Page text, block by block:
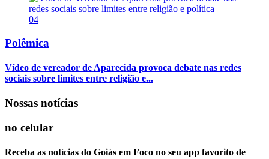
04
Polêmica
Vídeo de vereador de Aparecida provoca debate nas redes
sociais sobre limites entre religião e...
Nossas notícias
no celular
Receba as notícias do Goiás em Foco no seu app favorito de